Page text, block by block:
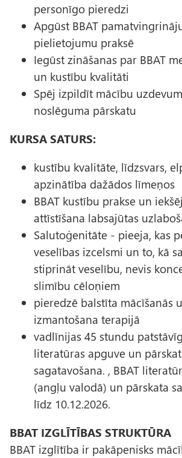
personīgo pieredzi
Apgūst BBAT
pielietojumu praksē
Iegūst zināšanas par BBAT
un kustību kvalitāti
Spēj izpildīt mācību
noslēguma pārskatu
KURSA SATURS:
kustību kvalitāte, līdzsvars,
apzinātība dažādos līmeņos
BBAT kustību prakse un
attīstīšana labsajūtas
Salutoģenitāte - pieeja, kas
veselības izcelsmi un to, kā
stiprināt veselību, nevis
slimību cēloņiem
pieredzē balstīta mācīšanās
izmantošana terapijā
vadlīnijas 45 stundu
literatūras apguve un
sagatavošana. , BBAT
(angļu valodā) un pārskata
līdz 10.12.2026.
BBAT IZGLĪTĪBAS STRUKTŪRA
BBAT izglītība ir pakāpenisks